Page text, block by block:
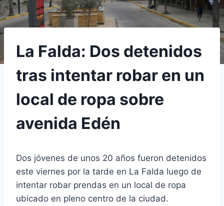
La Falda: Dos detenidos
tras intentar robar en un
local de ropa sobre
avenida Edén
Dos jóvenes de unos 20 años fueron detenidos
este viernes por la tarde en La Falda luego de
intentar robar prendas en un local de ropa
ubicado en pleno centro de la ciudad.